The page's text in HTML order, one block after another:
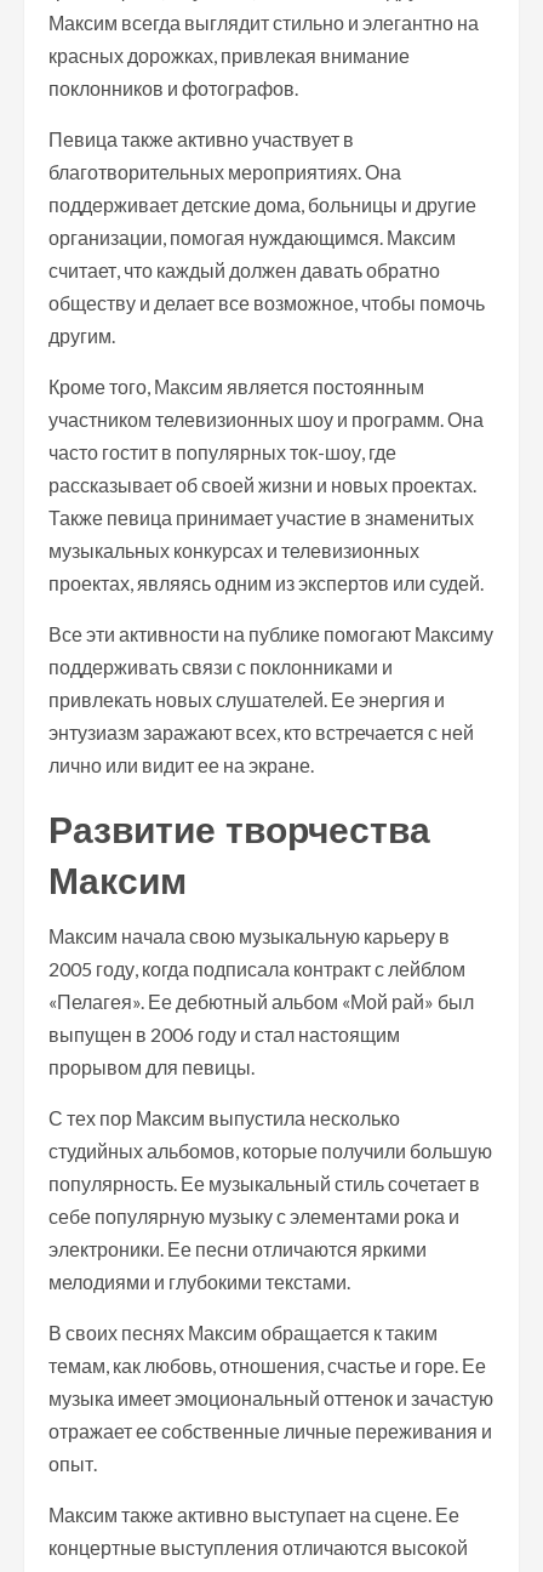
Максим всегда выглядит стильно и элегантно на
красных дорожках, привлекая внимание
поклонников и фотографов.
Певица также активно участвует в
благотворительных мероприятиях. Она
поддерживает детские дома, больницы и другие
организации, помогая нуждающимся. Максим
считает, что каждый должен давать обратно
обществу и делает все возможное, чтобы помочь
другим.
Кроме того, Максим является постоянным
участником телевизионных шоу и программ. Она
часто гостит в популярных ток-шоу, где
рассказывает об своей жизни и новых проектах.
Также певица принимает участие в знаменитых
музыкальных конкурсах и телевизионных
проектах, являясь одним из экспертов или судей.
Все эти активности на публике помогают Максиму
поддерживать связи с поклонниками и
привлекать новых слушателей. Ее энергия и
энтузиазм заражают всех, кто встречается с ней
лично или видит ее на экране.
Развитие творчества
Максим
Максим начала свою музыкальную карьеру в
2005 году, когда подписала контракт с лейблом
«Пелагея». Ее дебютный альбом «Мой рай» был
выпущен в 2006 году и стал настоящим
прорывом для певицы.
С тех пор Максим выпустила несколько
студийных альбомов, которые получили большую
популярность. Ее музыкальный стиль сочетает в
себе популярную музыку с элементами рока и
электроники. Ее песни отличаются яркими
мелодиями и глубокими текстами.
В своих песнях Максим обращается к таким
темам, как любовь, отношения, счастье и горе. Ее
музыка имеет эмоциональный оттенок и зачастую
отражает ее собственные личные переживания и
опыт.
Максим также активно выступает на сцене. Ее
концертные выступления отличаются высокой